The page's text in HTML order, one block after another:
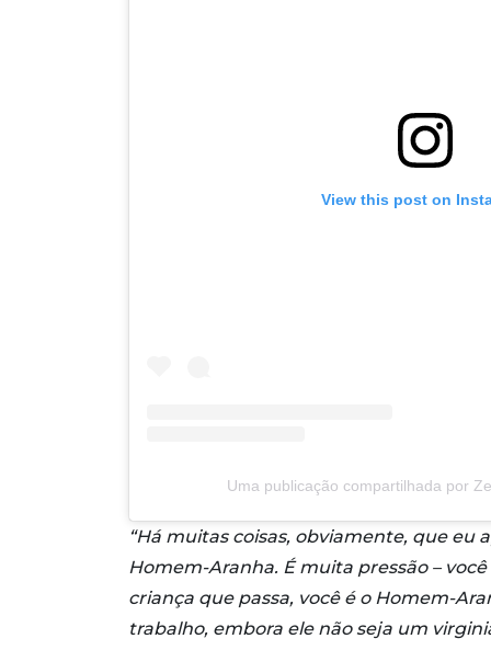
View this post on
Uma publicação compartilhada por
“Há muitas coisas, obviamente, que eu
Homem-Aranha. É muita pressão –
criança que passa, você é o Homem-
trabalho, embora ele não seja um